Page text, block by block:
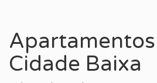
Cidade Baixa